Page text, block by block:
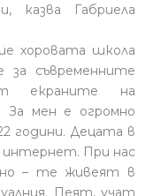
казва Габриела
хоровата школа
за съвременните
екраните на
мен е огромно
години. Децата в
При нас
– те живеят в
Пеят, учат